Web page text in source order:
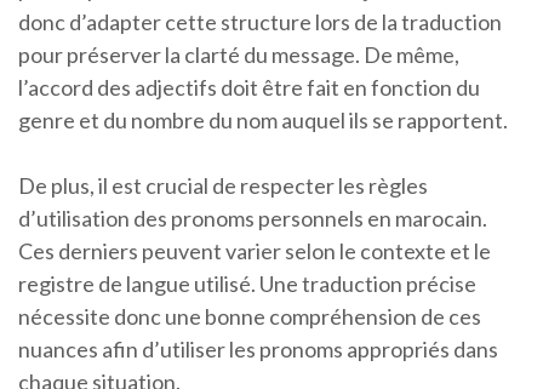
donc d’adapter cette structure lors de la traduction
pour préserver la clarté du message. De même,
l’accord des adjectifs doit être fait en fonction du
genre et du nombre du nom auquel ils se rapportent.
De plus, il est crucial de respecter les règles
d’utilisation des pronoms personnels en marocain.
Ces derniers peuvent varier selon le contexte et le
registre de langue utilisé. Une traduction précise
nécessite donc une bonne compréhension de ces
nuances afin d’utiliser les pronoms appropriés dans
chaque situation.